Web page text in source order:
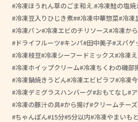
冷凍ほうれん草のごま和え. 冷凍鮭の塩焼
冷凍豆入りひじき煮 #冷凍中華惣菜 冷凍
冷凍パン 冷凍エビのチリソース 冷凍か
ドライフルーツ キンパ 田中美子 スパゲ
冷凍枝豆 冷凍シーフードミックス 冷凍
冷凍ホイップクリーム 冷凍ちくわの磯部
冷凍鍋焼きうどん 冷凍エビピラフ 冷凍
冷凍デミグラスハンバーグ おもてなし
冷凍の豚汁の具 から揚げ クリームチーズ
ちゃんぽん 15分 5分以内 冷凍やまいも